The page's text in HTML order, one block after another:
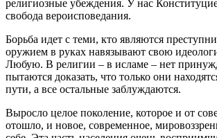
религиозные убеждения. У нас
свобода вероисповедания.
Борьба идет с теми, кто являются
оружием в руках навязывают свою
Любую. В религии – в исламе – нет
пытаются доказать, что только они
пути, а все остальные заблуждаются.
Выросло целое поколение, которое и от
отошло, и новое, современное,